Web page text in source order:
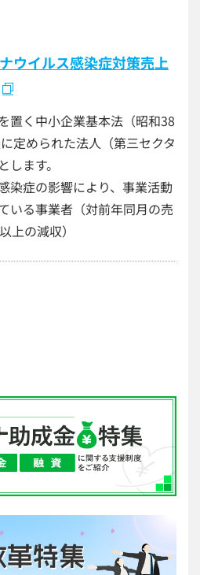
ウイルス感染症対策売上
置く中小企業基本法（昭和38
定められた法人（第三セクタ
ます。
染症の影響により、事業活動
いる事業者（対前年同月の売
上の減収）